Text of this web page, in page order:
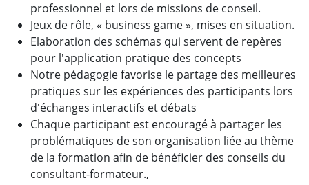
professionnel et lors de missions de conseil.
Jeux de rôle, « business game », mises en situation.
Elaboration des schémas qui servent de repères
pour l'application pratique des concepts
Notre pédagogie favorise le partage des meilleures
pratiques sur les expériences des participants lors
d'échanges interactifs et débats
Chaque participant est encouragé à partager les
problématiques de son organisation liée au thème
de la formation afin de bénéficier des conseils du
consultant-formateur.,